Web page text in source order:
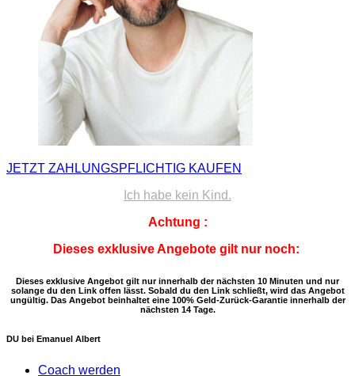
JETZT ZAHLUNGSPFLICHTIG KAUFEN
Ich habe kein Kind.
Achtung :
Dieses exklusive Angebote gilt nur noch:
Dieses exklusive Angebot gilt nur innerhalb der nächsten 10 Minuten und nur
solange du den Link offen lässt. Sobald du den Link schließt, wird das Angebot
ungültig. Das Angebot beinhaltet eine 100% Geld-Zurück-Garantie innerhalb der
nächsten 14 Tage.
DU bei Emanuel Albert
Coach werden